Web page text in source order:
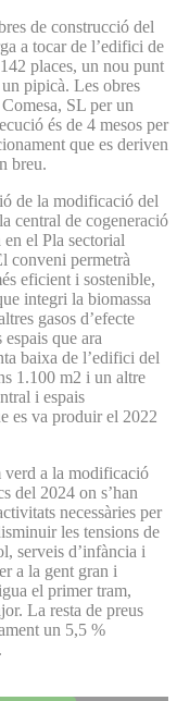
de construcció del
a tocar de l’edifici de
places, un nou punt
pipicà. Les obres
SL per un
és de 4 mesos per
que es deriven
breu.
de la modificació del
central de cogeneració
el Pla sectorial
conveni permetrà
eficient i sostenible,
integri la biomassa
gasos d’efecte
que ara
baixa de l’edifici del
1.100 m2 i un altre
i espais
es va produir el 2022
verd a la modificació
del 2024 on s’han
necessàries per
les tensions de
serveis d’infància i
a la gent gran i
el primer tram,
La resta de preus
un 5,5 %